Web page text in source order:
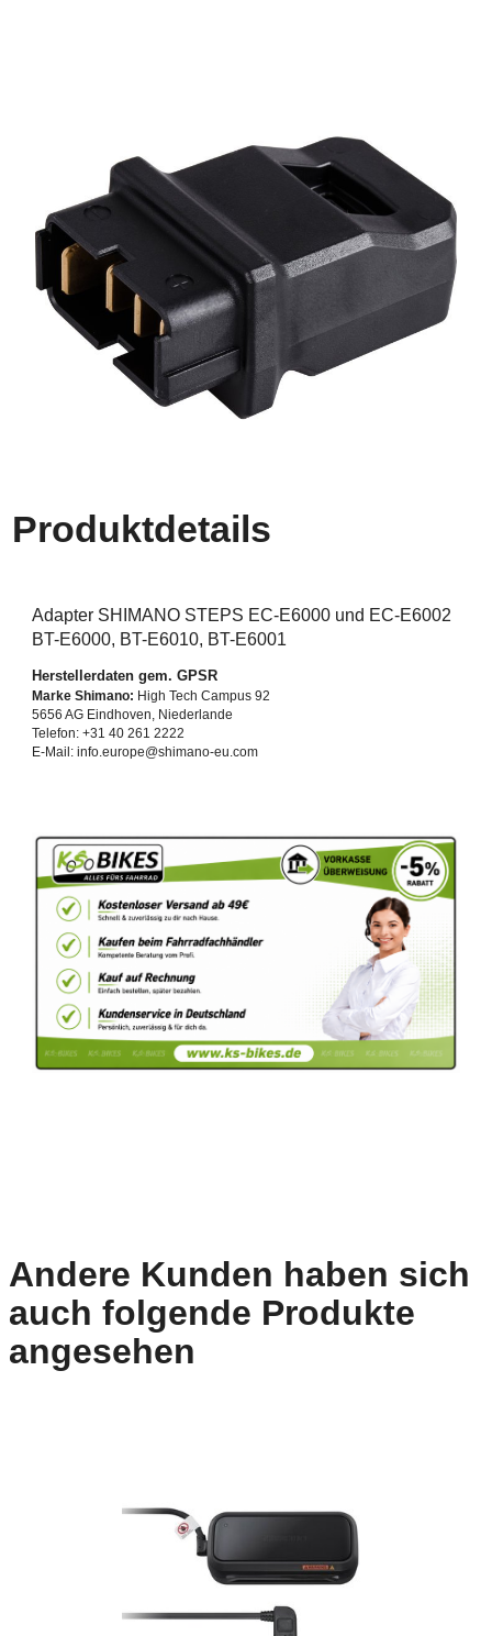
Produktdetails
Adapter SHIMANO STEPS EC-E6000 und EC-E6002
BT-E6000, BT-E6010, BT-E6001
Herstellerdaten gem. GPSR
Marke Shimano: High Tech Campus 92
5656 AG Eindhoven, Niederlande
Telefon: +31 40 261 2222
E-Mail: info.europe@shimano-eu.com
Andere Kunden haben sich
auch folgende Produkte
angesehen